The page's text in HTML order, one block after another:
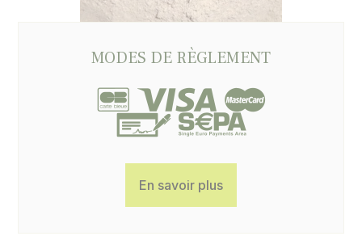
MODES DE RÈGLEMENT
En savoir plus